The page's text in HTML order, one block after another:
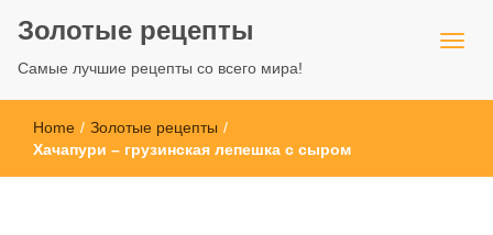
Золотые рецепты
Самые лучшие рецепты со всего мира!
Home / Золотые рецепты /
Хачапури – грузинская лепешка с сыром